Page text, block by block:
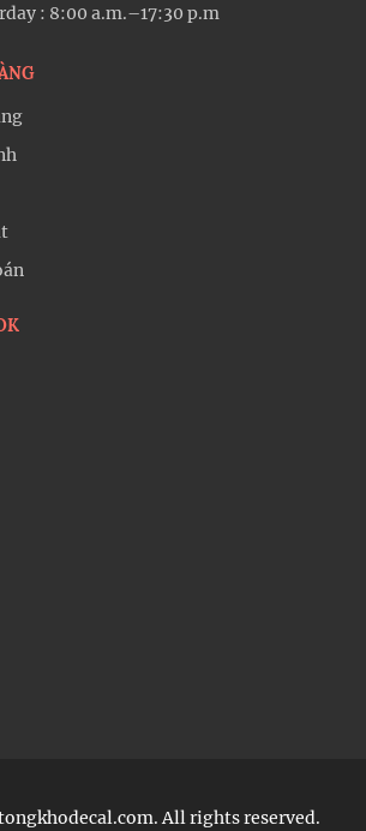
: 8:00 a.m.–17:30 p.m
All rights reserved.